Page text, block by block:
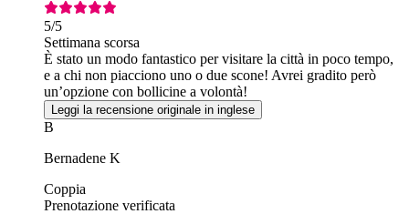
5/5
Settimana scorsa
È stato un modo fantastico per visitare la città in poco tempo,
e a chi non piacciono uno o due scone! Avrei gradito però
un’opzione con bollicine a volontà!
Leggi la recensione originale in inglese
B
Bernadene K
Coppia
Prenotazione verificata